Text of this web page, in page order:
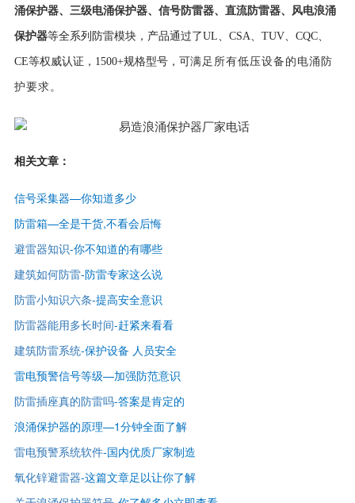
涌保护器、 三级电涌保护器、 信号防雷器、 直流防雷器、
风电浪涌
保护器等全系列防雷模块，产品通过了UL、CSA、TUV、CQC、
CE等权威认证， 1500+规格型号，可满足所有低压设备的电涌防
护要求。
相关文章：
信号采集器—你知道多少
防雷箱—全是干货,不看会后悔
避雷器知识-你不知道的有哪些
建筑如何防雷-防雷专家这么说
防雷小知识六条-提高安全意识
防雷器能用多长时间-赶紧来看看
建筑防雷系统-保护设备 人员安全
雷电预警信号等级—加强防范意识
防雷插座真的防雷吗-答案是肯定的
浪涌保护器的原理—1分钟全面了解
雷电预警系统软件-国内优质厂家制造
氧化锌避雷器-这篇文章足以让你了解